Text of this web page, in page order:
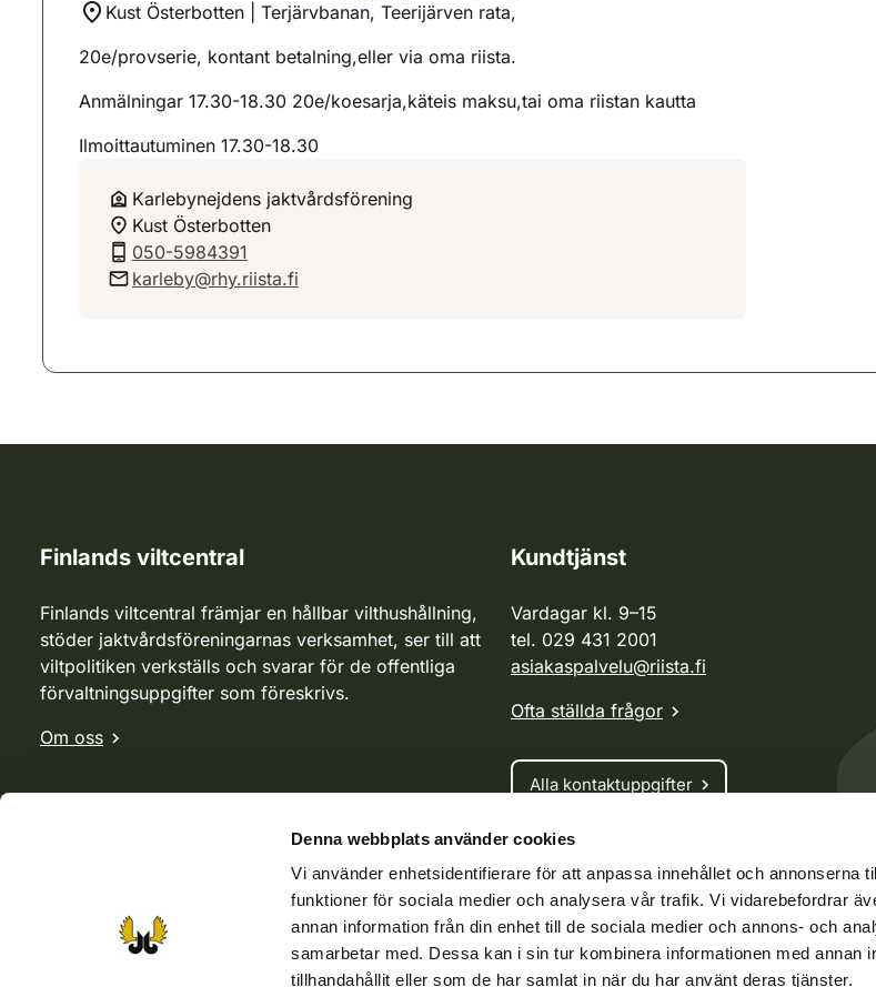
Denna webbplats använder cookies
Vi använder enhetsidentifierare för att anpassa innehållet och annonserna
funktioner för sociala medier och analysera vår trafik. Vi vidarebefordrar
annan information från din enhet till de sociala medier och annons- och
samarbetar med. Dessa kan i sin tur kombinera informationen med annan
tillhandahållit eller som de har samlat in när du har använt deras tjänster.
Kust Österbotten | Terjärvbanan, Teerijärven rata,
20e/provserie, kontant betalning,eller via oma riista.
Anmälningar 17.30-18.30 20e/koesarja,käteis maksu,tai oma riistan kautta
Ilmoittautuminen 17.30-18.30
Karlebynejdens jaktvårdsförening
Kust Österbotten
050-5984391
karleby@rhy.riista.fi
Finlands viltcentral
Finlands viltcentral främjar en hållbar vilthushållning,
stöder jaktvårdsföreningarnas verksamhet, ser till att
viltpolitiken verkställs och svarar för de offentliga
förvaltningsuppgifter som föreskrivs.
Om oss
Kundtjänst
Vardagar kl. 9–15
tel. 029 431 2001
asiakaspalvelu@riista.fi
Ofta ställda frågor
Alla kontaktuppgifter
Jaktkort
Oma riista -tjänsten
Ansökan om licenser och dispenser